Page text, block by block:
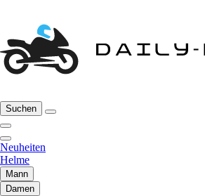
Suchen
Neuheiten
Helme
Mann
Damen